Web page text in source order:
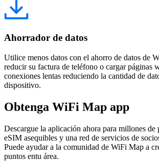
Ahorrador de datos
Utilice menos datos con el ahorro de datos de
reducir su factura de teléfono o cargar páginas
conexiones lentas reduciendo la cantidad de
dispositivo.
Obtenga WiFi Map app
Descargue la aplicación ahora para millones
eSIM asequibles y una red de servicios de
Puede ayudar a la comunidad de WiFi Map a
puntos entu área.